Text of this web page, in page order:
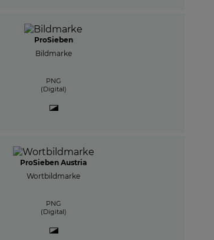
ProSieben
Bildmarke
PNG
(Digital)
ProSieben Austria
Wortbildmarke
PNG
(Digital)